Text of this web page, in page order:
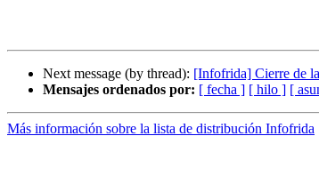
Next message (by thread): [Infofrida] Cierre de
Mensajes ordenados por: [ fecha ] [ hilo ] [
Más información sobre la lista de distribución Infofrida